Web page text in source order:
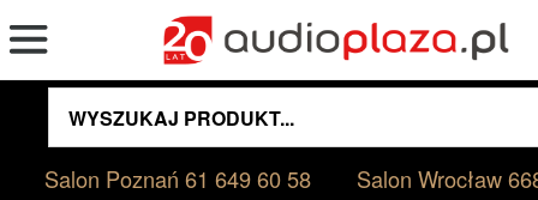
Salon Poznań61 649 60 58 Salon Wrocław